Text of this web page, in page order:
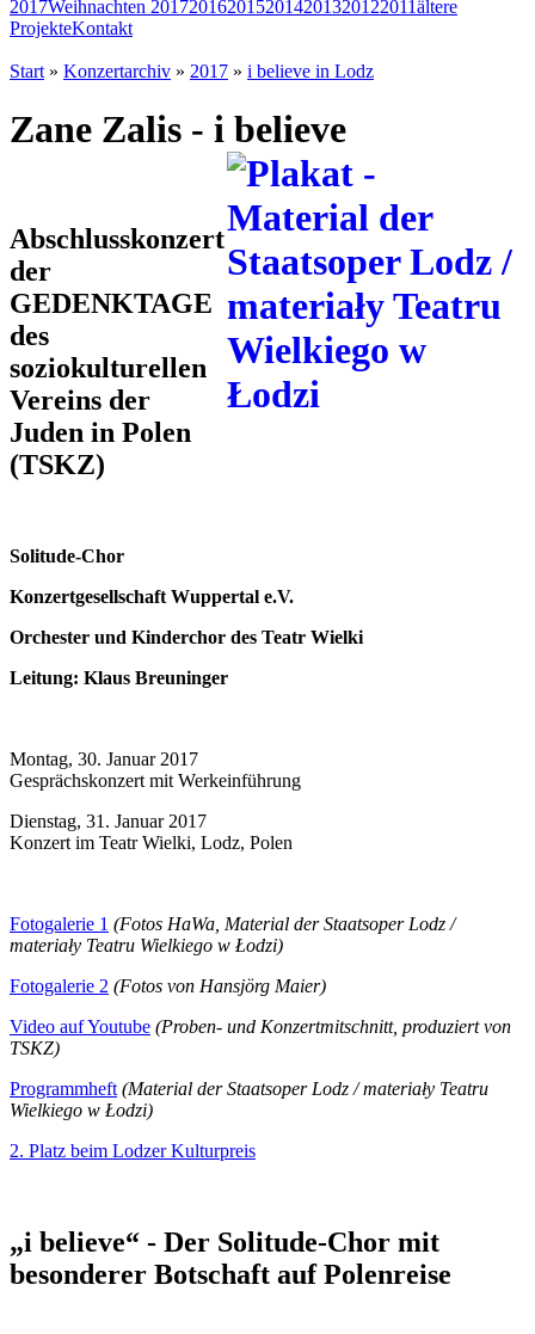
2017Weihnachten 2017201620152014201320122011 ältere
ProjekteKontakt
Start » Konzertarchiv » 2017 » i believe in Lodz
Zane Zalis - i believe
Abschlusskonzert
der
GEDENKTAGE
des
soziokulturellen
Vereins der
Juden in Polen
(TSKZ)
Solitude-Chor
Konzertgesellschaft Wuppertal e.V.
Orchester und Kinderchor des Teatr Wielki
Leitung: Klaus Breuninger
Montag, 30. Januar 2017
Gesprächskonzert mit Werkeinführung
Dienstag, 31. Januar 2017
Konzert im Teatr Wielki, Lodz, Polen
Fotogalerie 1 (Fotos HaWa, Material der Staatsoper Lodz /
materiały Teatru Wielkiego w Łodzi)
Fotogalerie 2 (Fotos von Hansjörg Maier)
Video auf Youtube (Proben- und Konzertmitschnitt, produziert von
TSKZ)
Programmheft (Material der Staatsoper Lodz /materiały Teatru
Wielkiego w Łodzi)
2. Platz beim Lodzer Kulturpreis
„i believe“ - Der Solitude-Chor mit
besonderer Botschaft auf Polenreise